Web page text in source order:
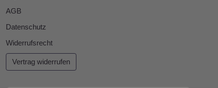
AGB
Datenschutz
Widerrufsrecht
Vertrag widerrufen